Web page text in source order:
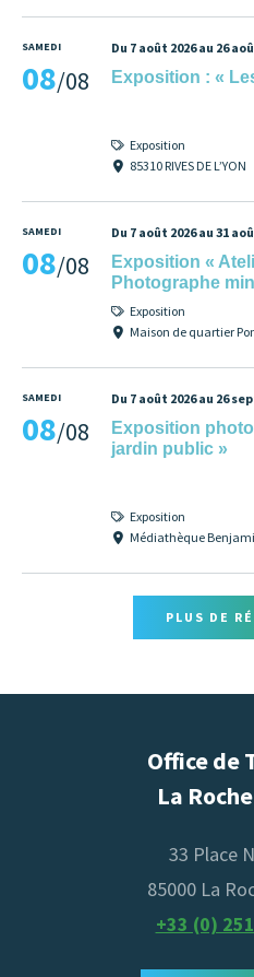
SAMEDI
08/08
Du 7 août 2026 au 26
Exposition : «
Exposition
85310 RIVES DE L’YON
SAMEDI
08/08
Du 7 août 2026 au 31
Exposition «
Photographe
Exposition
Maison de quartier
SAMEDI
08/08
Du 7 août 2026 au 26
Exposition
jardin public »
Exposition
Médiathèque
PLUS DE
Office de
La
33 Place
85000 La
+33 (0)